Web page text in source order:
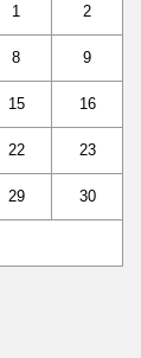
1 2
8 9
15 16
22 23
29 30